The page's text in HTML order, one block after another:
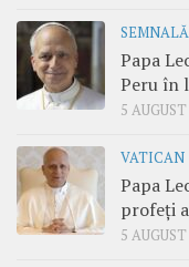
Papa
Peru în
5
VATICAN
Papa
profeți
5